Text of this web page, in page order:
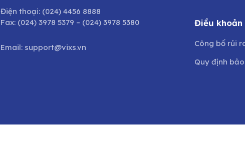
Điện thoại: (024) 4456 8888
Fax: (024) 3978 5379 – (024) 3978 5380
Email: support@vixs.vn
Điều khoản
Công bố rủi
Quy định